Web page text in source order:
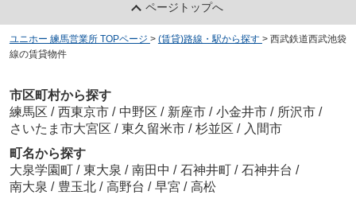
ページトップへ
ユニホー 練馬営業所 TOPページ > (賃貸)路線・駅から探す > 西武鉄道西武池袋
線の賃貸物件
市区町村から探す
練馬区 / 西東京市 / 中野区 / 新座市 / 小金井市 / 所沢市 /
さいたま市大宮区 / 東久留米市 / 杉並区 / 入間市
町名から探す
大泉学園町 / 東大泉 / 南田中 / 石神井町 / 石神井台 /
南大泉 / 豊玉北 / 高野台 / 早宮 / 高松